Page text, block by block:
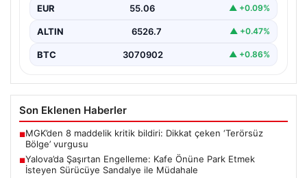
EUR 55.06 ▲ +0.09%
ALTIN 6526.7 ▲ +0.47%
BTC 3070902 ▲ +0.86%
Son Eklenen Haberler
■MGK’den 8 maddelik kritik bildiri: Dikkat çeken ‘Terörsüz
Bölge’ vurgusu
■Yalova’da Şaşırtan Engelleme: Kafe Önüne Park Etmek
İsteyen Sürücüye Sandalye ile Müdahale